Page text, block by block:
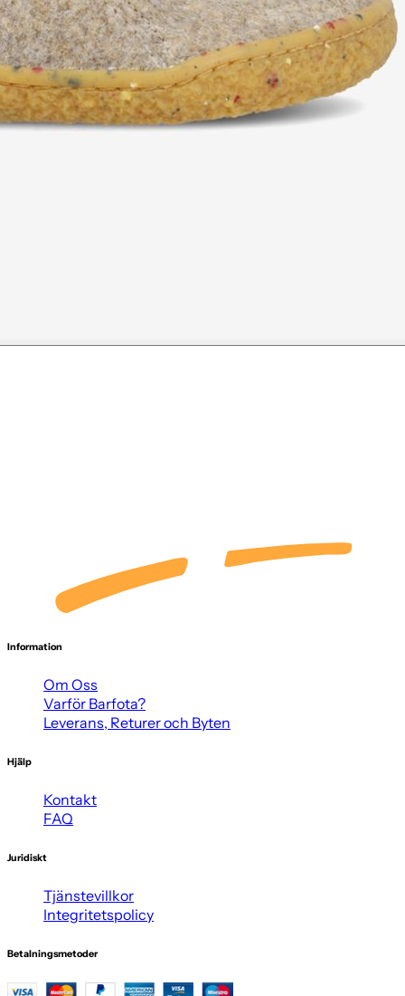
Information
Om Oss
Varför Barfota?
Leverans, Returer och Byten
Hjälp
Kontakt
FAQ
Juridiskt
Tjänstevillkor
Integritetspolicy
Betalningsmetoder